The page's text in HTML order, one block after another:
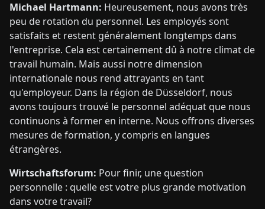
Michael Hartmann: Heureusement, nous avons très
peu de rotation du personnel. Les employés sont
satisfaits et restent généralement longtemps dans
l'entreprise. Cela est certainement dû à notre climat de
travail humain. Mais aussi notre dimension
internationale nous rend attrayants en tant
qu'employeur. Dans la région de Düsseldorf, nous
avons toujours trouvé le personnel adéquat que nous
continuons à former en interne. Nous offrons diverses
mesures de formation, y compris en langues
étrangères.
Wirtschaftsforum: Pour finir, une question
personnelle : quelle est votre plus grande motivation
dans votre travail?